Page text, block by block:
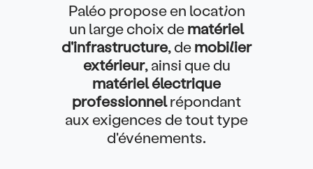
Paléo propose en location
un large choix dematériel
d'infrastructure, demobilier
extérieur, ainsi que du
matériel électrique
professionnelrépondant
aux exigences de tout type
d'événements.